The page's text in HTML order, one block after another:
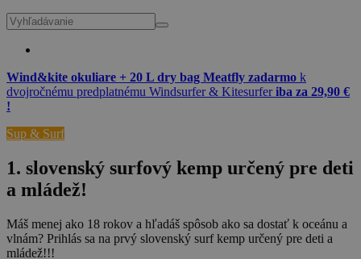
Wind&kite okuliare + 20 L dry bag Meatfly zadarmo k
dvojročnému predplatnému Windsurfer & Kitesurferiba za 29,90 €
!
Sup & Surf
1. slovenský surfový kemp určený pre deti
a mládež!
Máš menej ako 18 rokov a hľadáš spôsob ako sa dostať k oceánu a
vlnám? Prihlás sa na prvý slovenský surf kemp určený pre deti a
mládež!!!